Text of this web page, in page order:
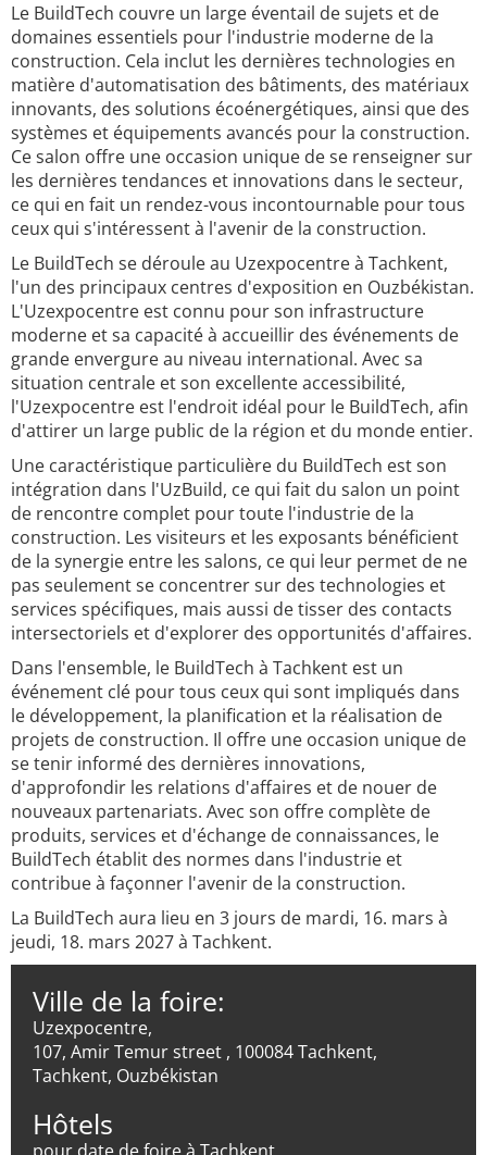
Le BuildTech couvre un large éventail de sujets et de
domaines essentiels pour l'industrie moderne de la
construction. Cela inclut les dernières technologies en
matière d'automatisation des bâtiments, des matériaux
innovants, des solutions écoénergétiques, ainsi que des
systèmes et équipements avancés pour la construction.
Ce salon offre une occasion unique de se renseigner sur
les dernières tendances et innovations dans le secteur,
ce qui en fait un rendez-vous incontournable pour tous
ceux qui s'intéressent à l'avenir de la construction.
Le BuildTech se déroule au Uzexpocentre à Tachkent,
l'un des principaux centres d'exposition en Ouzbékistan.
L'Uzexpocentre est connu pour son infrastructure
moderne et sa capacité à accueillir des événements de
grande envergure au niveau international. Avec sa
situation centrale et son excellente accessibilité,
l'Uzexpocentre est l'endroit idéal pour le BuildTech, afin
d'attirer un large public de la région et du monde entier.
Une caractéristique particulière du BuildTech est son
intégration dans l'UzBuild, ce qui fait du salon un point
de rencontre complet pour toute l'industrie de la
construction. Les visiteurs et les exposants bénéficient
de la synergie entre les salons, ce qui leur permet de ne
pas seulement se concentrer sur des technologies et
services spécifiques, mais aussi de tisser des contacts
intersectoriels et d'explorer des opportunités d'affaires.
Dans l'ensemble, le BuildTech à Tachkent est un
événement clé pour tous ceux qui sont impliqués dans
le développement, la planification et la réalisation de
projets de construction. Il offre une occasion unique de
se tenir informé des dernières innovations,
d'approfondir les relations d'affaires et de nouer de
nouveaux partenariats. Avec son offre complète de
produits, services et d'échange de connaissances, le
BuildTech établit des normes dans l'industrie et
contribue à façonner l'avenir de la construction.
La BuildTech aura lieu en 3 jours de mardi, 16. mars à
jeudi, 18. mars 2027 à Tachkent.
Ville de la foire:
Uzexpocentre,
107, Amir Temur street , 100084 Tachkent,
Tachkent, Ouzbékistan
Hôtels